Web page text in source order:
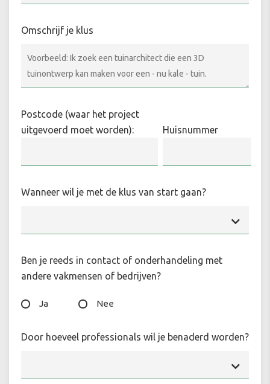
Omschrijf je klus
Postcode (waar het project
uitgevoerd moet worden):
Huisnummer
Wanneer wil je met de klus van start gaan?
Ben je reeds in contact of onderhandeling met
andere vakmensen of bedrijven?
Ja Nee
Door hoeveel professionals wil je benaderd worden?